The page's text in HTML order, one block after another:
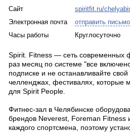
Сайт
spiritfit.ru/
Электронная почта
отправить письмо
Часы работы
Круглосуточно
Spirit. Fitness — сеть современных
раз месяц по системе "все
подписке и не останавливайте свой
челленджах, фестивалях, которые
для Spirit People.
Фитнес-зал в Челябинске
брендов Neverest, Foreman
каждого спортсмена, поэтому